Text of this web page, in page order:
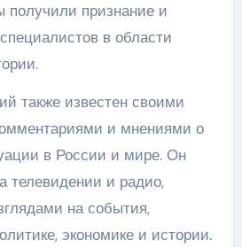
получили признание и
в области
также известен своими
и мнениями о
в России и мире. Он
телевидении и радио,
на события,
экономике и истории.